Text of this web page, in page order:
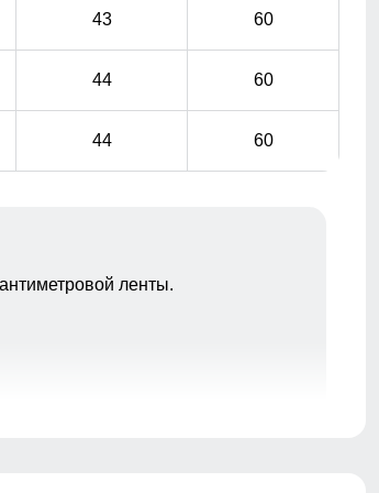
43 60
44 60
44 60
ленты.